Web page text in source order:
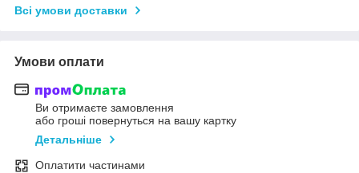
Всі умови доставки
Умови оплати
Ви отримаєте замовлення
або гроші повернуться на вашу картку
Детальніше
Оплатити частинами